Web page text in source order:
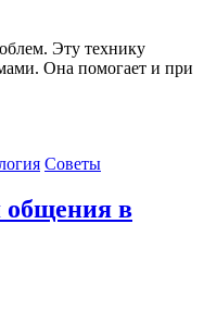
Эту технику
Она помогает и при
Советы
общения в